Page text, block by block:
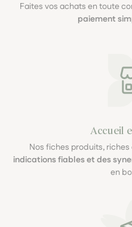
Faites vos achats en toute
paiement
Accueil
Nos fiches produits,
indications fiables et des
en